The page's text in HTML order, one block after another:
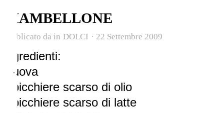
CIAMBELLONE
Pubblicato da in DOLCI · 22 Settembre 2009
Ingredienti:
3 uova
1 bicchiere scarso di olio
1 bicchiere scarso di latte